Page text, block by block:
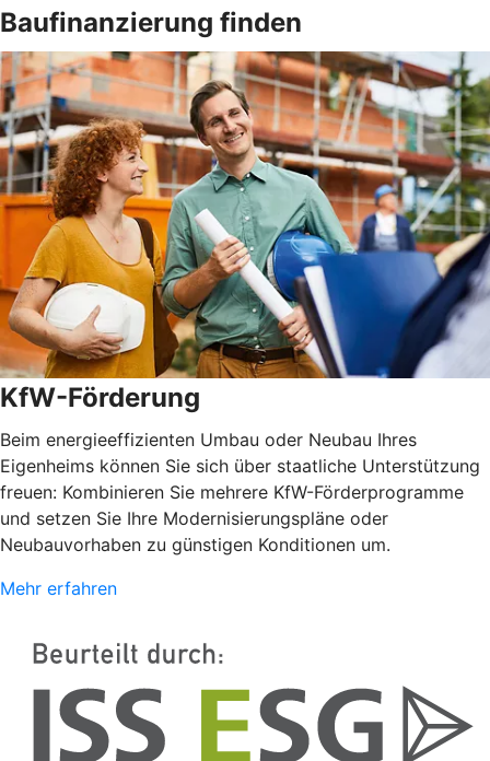
Baufinanzierung finden
KfW-Förderung
Beim energieeffizienten Umbau oder Neubau Ihres
Eigenheims können Sie sich über staatliche Unterstützung
freuen: Kombinieren Sie mehrere KfW-Förderprogramme
und setzen Sie Ihre Modernisierungspläne oder
Neubauvorhaben zu günstigen Konditionen um.
Mehr erfahren